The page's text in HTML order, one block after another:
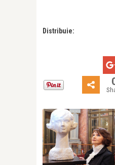
Distribuie: